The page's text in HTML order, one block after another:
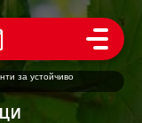
Open
за устойчиво